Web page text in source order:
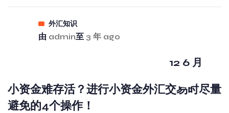
外汇知识
由 admin至 3 年 ago
12 6 月
小资金难存活？进行小资金外汇交易时尽量
避免的4个操作！